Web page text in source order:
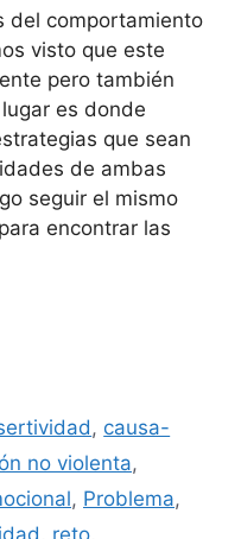
del comportamiento
visto que este
pero también
es donde
que sean
de ambas
seguir el mismo
encontrar las
, causa-
no violenta,
, Problema,
, reto,